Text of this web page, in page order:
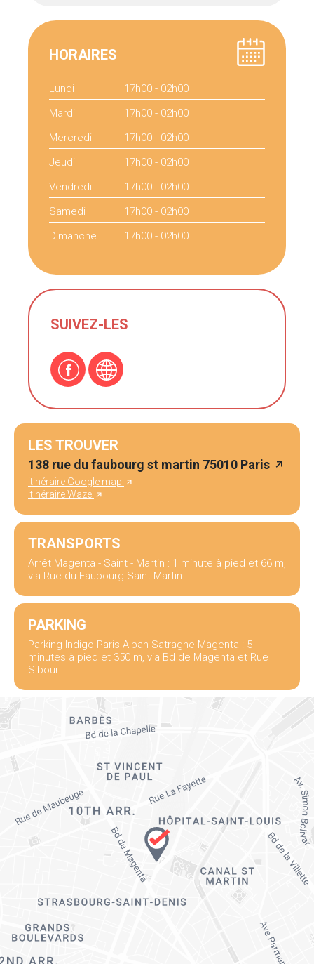
HORAIRES
Lundi
17h00 - 02h00
Mardi
17h00 - 02h00
Mercredi
17h00 - 02h00
Jeudi
17h00 - 02h00
Vendredi
17h00 - 02h00
Samedi
17h00 - 02h00
Dimanche
17h00 - 02h00
SUIVEZ-LES
LES TROUVER
138 rue du faubourg st martin 75010 Paris
itinéraire Google map
itinéraire Waze
TRANSPORTS
Arrêt Magenta - Saint - Martin : 1 minute à pied et 66 m,
via Rue du Faubourg Saint-Martin.
PARKING
Parking Indigo Paris Alban Satragne-Magenta : 5
minutes à pied et 350 m, via Bd de Magenta et Rue
Sibour.